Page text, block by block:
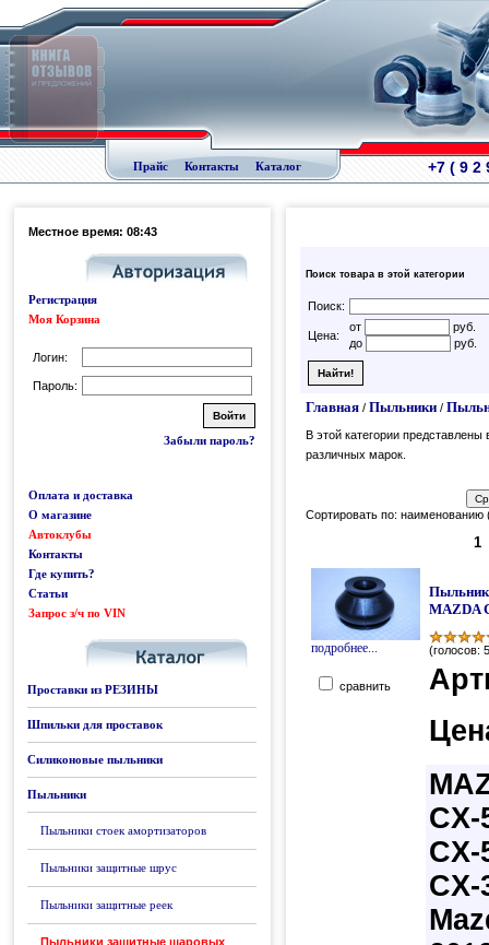
Прайс Контакты Каталог +7 ( 9 2
Местное время: 08:43
Регистрация
Моя Корзина
Логин:
Пароль:
Забыли пароль?
Оплата и доставка
О магазине
Автоклубы
Контакты
Где купить?
Статьи
Запрос з/ч по VIN
Проставки из РЕЗИНЫ
Шпильки для проставок
Силиконовые пыльники
Пыльники
Пыльники стоек амортизаторов
Пыльники защитные шрус
Пыльники защитные реек
Пыльники защитные шаровых
Поиск товара в этой категории
Поиск:
Цена:
от
руб.
до
руб.
Главная / Пыльники /
В этой категории
различных марок.
Сортировать по: наименованию
1
подробнее...
сравнить
MAZDA
(голосов:
CX-
CX-